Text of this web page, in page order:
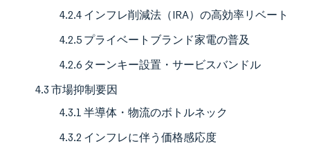
4.2.4 インフレ削減法（IRA）の高効率リベート
4.2.5 プライベートブランド家電の普及
4.2.6 ターンキー設置・サービスバンドル
4.3 市場抑制要因
4.3.1 半導体・物流のボトルネック
4.3.2 インフレに伴う価格感応度